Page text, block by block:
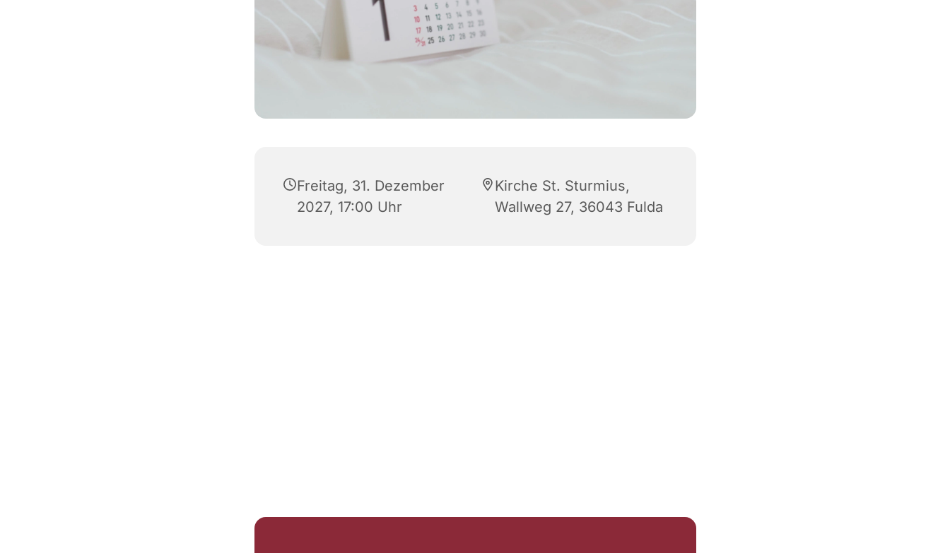
Freitag, 31. Dezember
2027, 17:00 Uhr
Kirche St. Sturmius,
Wallweg 27, 36043 Fulda